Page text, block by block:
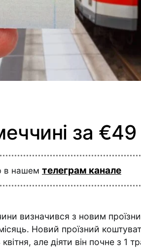
за
в нашем телеграм канале
визначився з новим
Новий проїзний
але діяти він почне з 1